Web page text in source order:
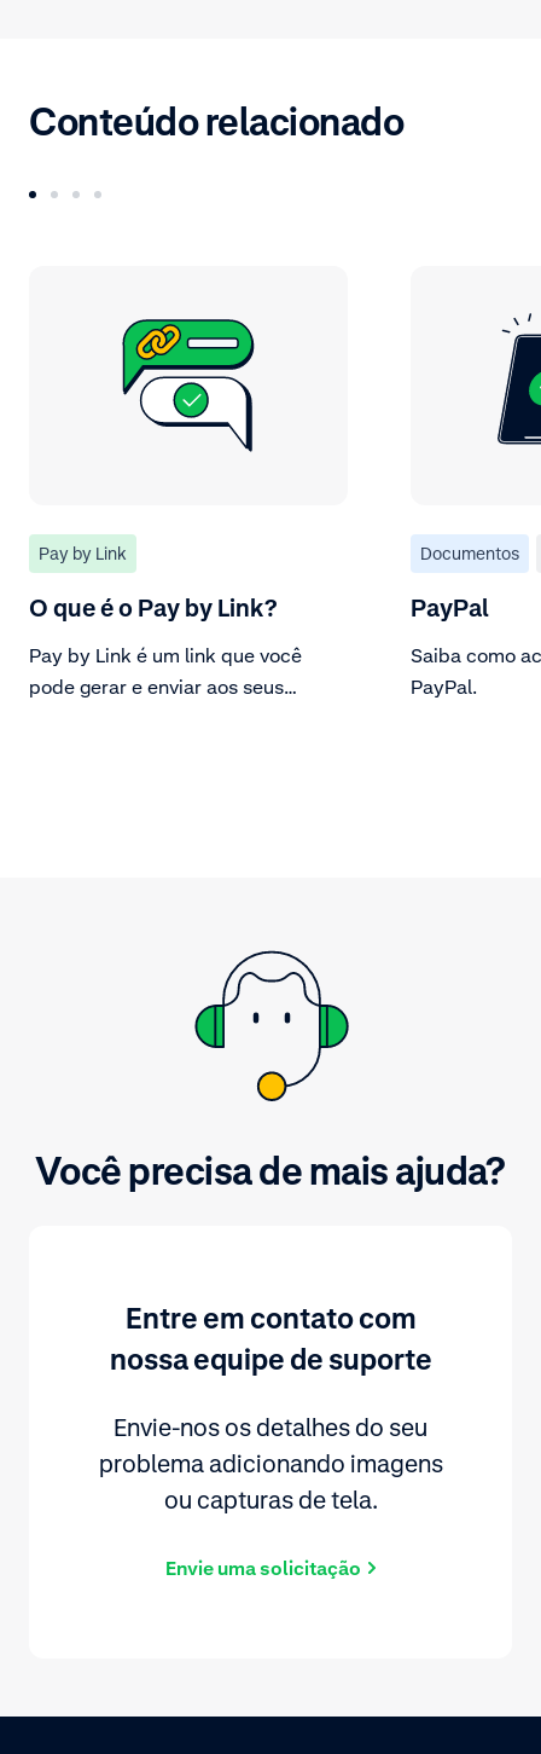
Conteúdo relacionado
Pay by Link
O que é o Pay by Link?
Pay by Link é um link que você
pode gerar e enviar aos seus
Documentos
PayPal
Saiba como
PayPal.
Você precisa de mais ajuda?
Entre em contato com
nossa equipe de suporte
Envie-nos os detalhes do seu
problema adicionando imagens
ou capturas de tela.
Envie uma solicitação